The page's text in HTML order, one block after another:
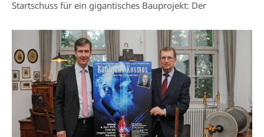
Startschuss für ein gigantisches Bauprojekt: Der